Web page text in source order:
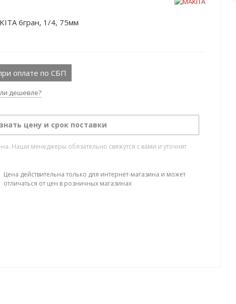
6гран, 1/4, 75мм
оплате по СБП
дешевле?
цену и срок поставки
Наши менеджеры обязательно свяжутся с вами и уточнят
Цена действительна только для интернет-магазина и может
отличаться от цен в розничных магазинах